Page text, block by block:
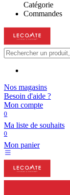
Catégorie
Commandes
Nos magasins
Besoin d'aide ?
Mon compte
0
Ma liste de souhaits
0
Mon panier